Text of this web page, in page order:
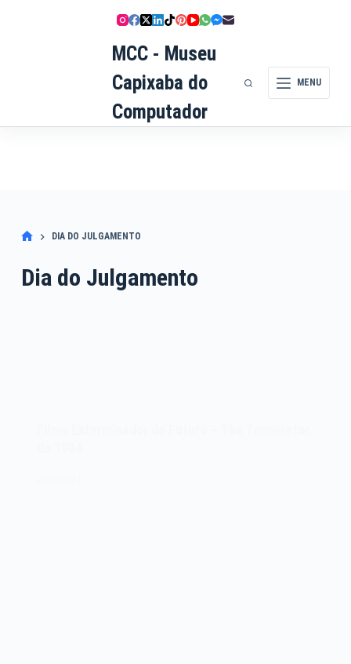
MCC - Museu
Capixaba do
Computador
MENU
DIA DO JULGAMENTO
Dia do Julgamento